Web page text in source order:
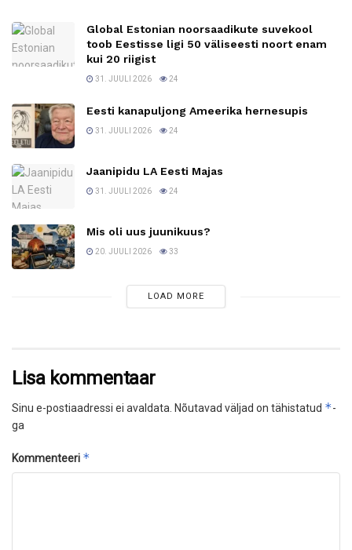
Global Estonian noorsaadikute suvekool
toob Eestisse ligi 50 väliseesti noort enam
kui 20 riigist
31. JUULI 2026 24
Eesti kanapuljong Ameerika hernesupis
31. JUULI 2026 24
Jaanipidu LA Eesti Majas
31. JUULI 2026 24
Mis oli uus juunikuus?
20. JUULI 2026 33
LOAD MORE
Lisa kommentaar
Sinu e-postiaadressi ei avaldata. Nõutavad väljad on tähistatud *-
ga
Kommenteeri *